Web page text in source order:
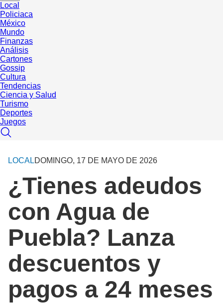
Local
Policiaca
México
Mundo
Finanzas
Análisis
Cartones
Gossip
Cultura
Tendencias
Ciencia y Salud
Turismo
Deportes
Juegos
LOCALDOMINGO, 17 DE MAYO DE 2026
¿Tienes adeudos
con Agua de
Puebla? Lanza
descuentos y
pagos a 24 meses